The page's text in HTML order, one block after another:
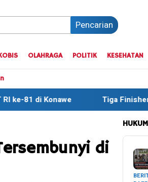
Pencarian
OLAHRAGA POLITIK KESEHATAN
Tiga Finisher Terbaik One Day Trail
di